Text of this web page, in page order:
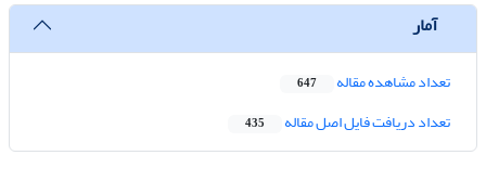
آمار
تعداد مشاهده مقاله 647
تعداد دریافت فایل اصل مقاله 435